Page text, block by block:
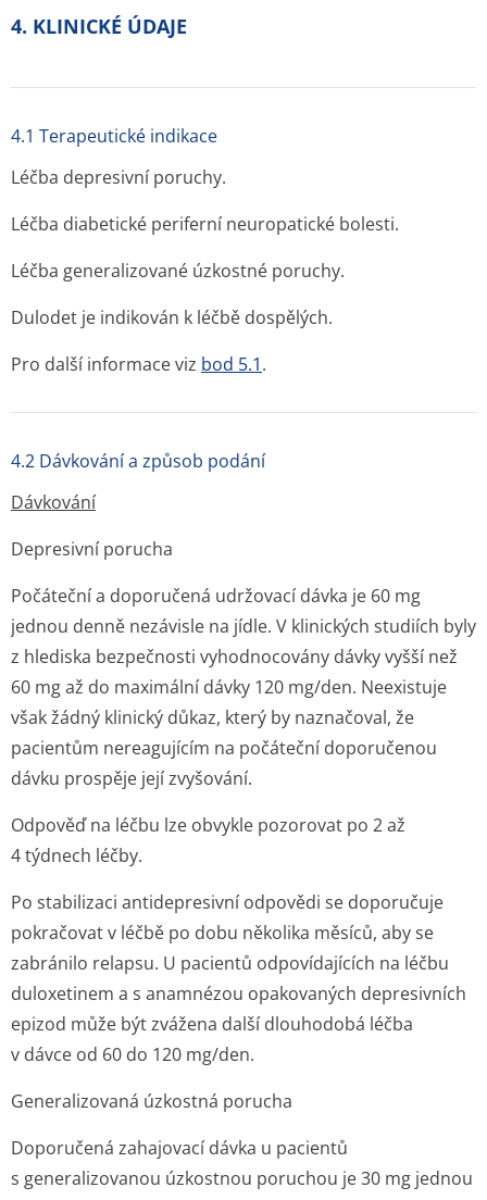
4. KLINICKÉ ÚDAJE
4.1 Terapeutické indikace
Léčba depresivní poruchy.
Léčba diabetické periferní neuropatické bolesti.
Léčba generalizované úzkostné poruchy.
Dulodet je indikován k léčbě dospělých.
Pro další informace viz bod 5.1.
4.2 Dávkování a způsob podání
Dávkování
Depresivní porucha
Počáteční a doporučená udržovací dávka je 60 mg
jednou denně nezávisle na jídle. V klinických studiích byly
z hlediska bezpečnosti vyhodnocovány dávky vyšší než
60 mg až do maximální dávky 120 mg/den. Neexistuje
však žádný klinický důkaz, který by naznačoval, že
pacientům nereagujícím na počáteční doporučenou
dávku prospěje její zvyšování.
Odpověď na léčbu lze obvykle pozorovat po 2 až
4 týdnech léčby.
Po stabilizaci antidepresivní odpovědi se doporučuje
pokračovat v léčbě po dobu několika měsíců, aby se
zabránilo relapsu. U pacientů odpovídajících na léčbu
duloxetinem a s anamnézou opakovaných depresivních
epizod může být zvážena další dlouhodobá léčba
v dávce od 60 do 120 mg/den.
Generalizovaná úzkostná porucha
Doporučená zahajovací dávka u pacientů
s generalizovanou úzkostnou poruchou je 30 mg jednou